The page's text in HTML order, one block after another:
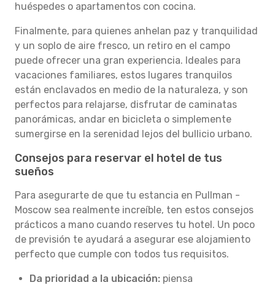
huéspedes o apartamentos con cocina.
Finalmente, para quienes anhelan paz y tranquilidad
y un soplo de aire fresco, un retiro en el campo
puede ofrecer una gran experiencia. Ideales para
vacaciones familiares, estos lugares tranquilos
están enclavados en medio de la naturaleza, y son
perfectos para relajarse, disfrutar de caminatas
panorámicas, andar en bicicleta o simplemente
sumergirse en la serenidad lejos del bullicio urbano.
Consejos para reservar el hotel de tus
sueños
Para asegurarte de que tu estancia en Pullman -
Moscow sea realmente increíble, ten estos consejos
prácticos a mano cuando reserves tu hotel. Un poco
de previsión te ayudará a asegurar ese alojamiento
perfecto que cumple con todos tus requisitos.
Da prioridad a la ubicación: piensa